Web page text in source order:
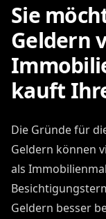
Sie
Geldern
kauft
Die Gründe für
Geldern können
als
Geldern besser